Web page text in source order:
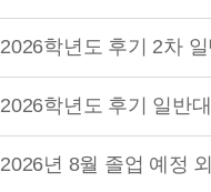
2026학년도 후기 2차
2026학년도 후기 일반